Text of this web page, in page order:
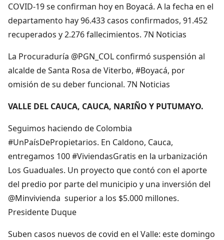
COVID-19 se confirman hoy en Boyacá. A la fecha en el
departamento hay 96.433 casos confirmados, 91.452
recuperados y 2.276 fallecimientos. 7N Noticias
La Procuraduría @PGN_COL confirmó suspensión al
alcalde de Santa Rosa de Viterbo, #Boyacá, por
omisión de su deber funcional. 7N Noticias
VALLE DEL CAUCA, CAUCA, NARIÑO Y PUTUMAYO.
Seguimos haciendo de Colombia
#UnPaísDePropietarios. En Caldono, Cauca,
entregamos 100 #ViviendasGratis en la urbanización
Los Guaduales. Un proyecto que contó con el aporte
del predio por parte del municipio y una inversión del
@Minvivienda superior a los $5.000 millones.
Presidente Duque
Suben casos nuevos de covid en el Valle: este domingo